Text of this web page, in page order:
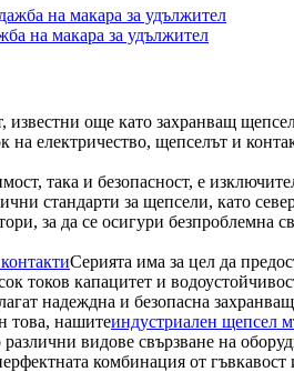
на макара за удължител
известни още като захранващ
електричество, щепселът и
така и безопасност, е
стандарти за щепсели, като
за да се осигури безпроблемна
Серията има за цел да
токов капацитет и
надеждна и безопасна
това, нашитеиндустриален щепсел
видове свързване на
комбинация от